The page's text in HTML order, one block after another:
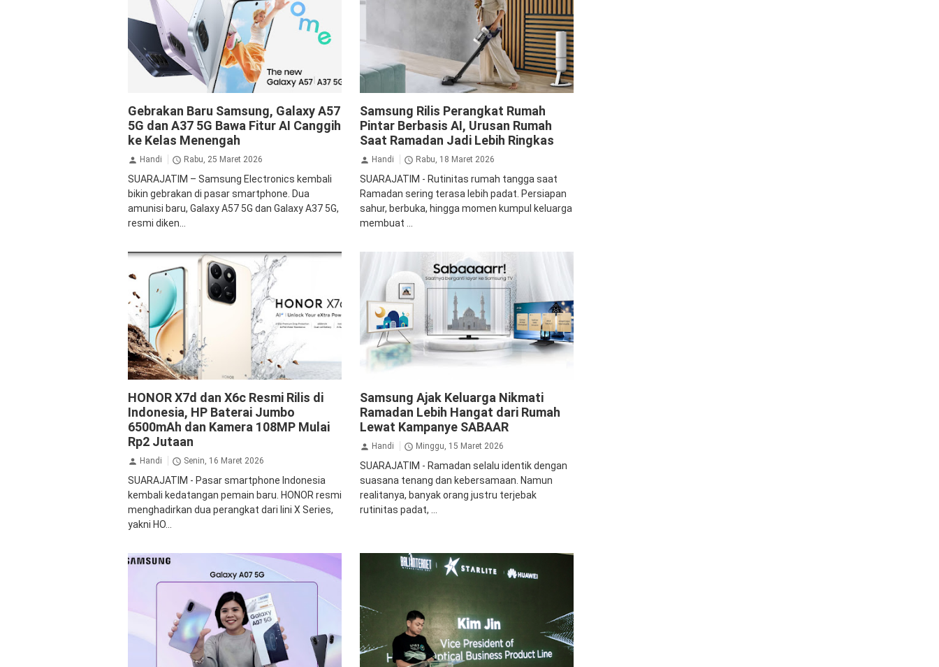
Gebrakan Baru Samsung, Galaxy A57
5G dan A37 5G Bawa Fitur AI Canggih
ke Kelas Menengah
Handi Rabu, 25 Maret 2026
SUARAJATIM – Samsung Electronics kembali
bikin gebrakan di pasar smartphone. Dua
amunisi baru, Galaxy A57 5G dan Galaxy A37 5G,
resmi diken...
Samsung Rilis Perangkat Rumah
Pintar Berbasis AI, Urusan Rumah
Saat Ramadan Jadi Lebih Ringkas
Handi Rabu, 18 Maret 2026
SUARAJATIM - Rutinitas rumah tangga saat
Ramadan sering terasa lebih padat. Persiapan
sahur, berbuka, hingga momen kumpul keluarga
membuat ...
HONOR X7d dan X6c Resmi Rilis di
Indonesia, HP Baterai Jumbo
6500mAh dan Kamera 108MP Mulai
Rp2 Jutaan
Handi Senin, 16 Maret 2026
SUARAJATIM - Pasar smartphone Indonesia
kembali kedatangan pemain baru. HONOR resmi
menghadirkan dua perangkat dari lini X Series,
yakni HO...
Samsung Ajak Keluarga Nikmati
Ramadan Lebih Hangat dari Rumah
Lewat Kampanye SABAAR
Handi Minggu, 15 Maret 2026
SUARAJATIM - Ramadan selalu identik dengan
suasana tenang dan kebersamaan. Namun
realitanya, banyak orang justru terjebak
rutinitas padat, ...